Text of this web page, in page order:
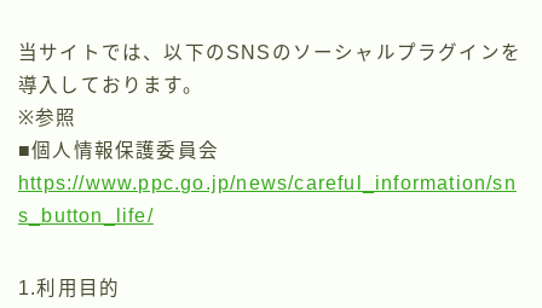
当サイトでは、以下のSNSのソーシャルプラグインを
導入しております。
※参照
■個人情報保護委員会
https://www.ppc.go.jp/news/careful_information/sn
s_button_life/
1.利用目的